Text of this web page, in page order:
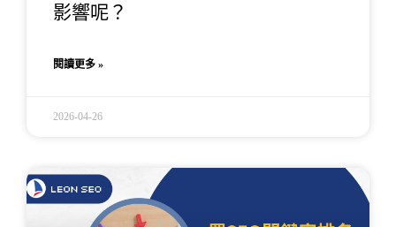
影響呢？
閱讀更多 »
2026-04-26